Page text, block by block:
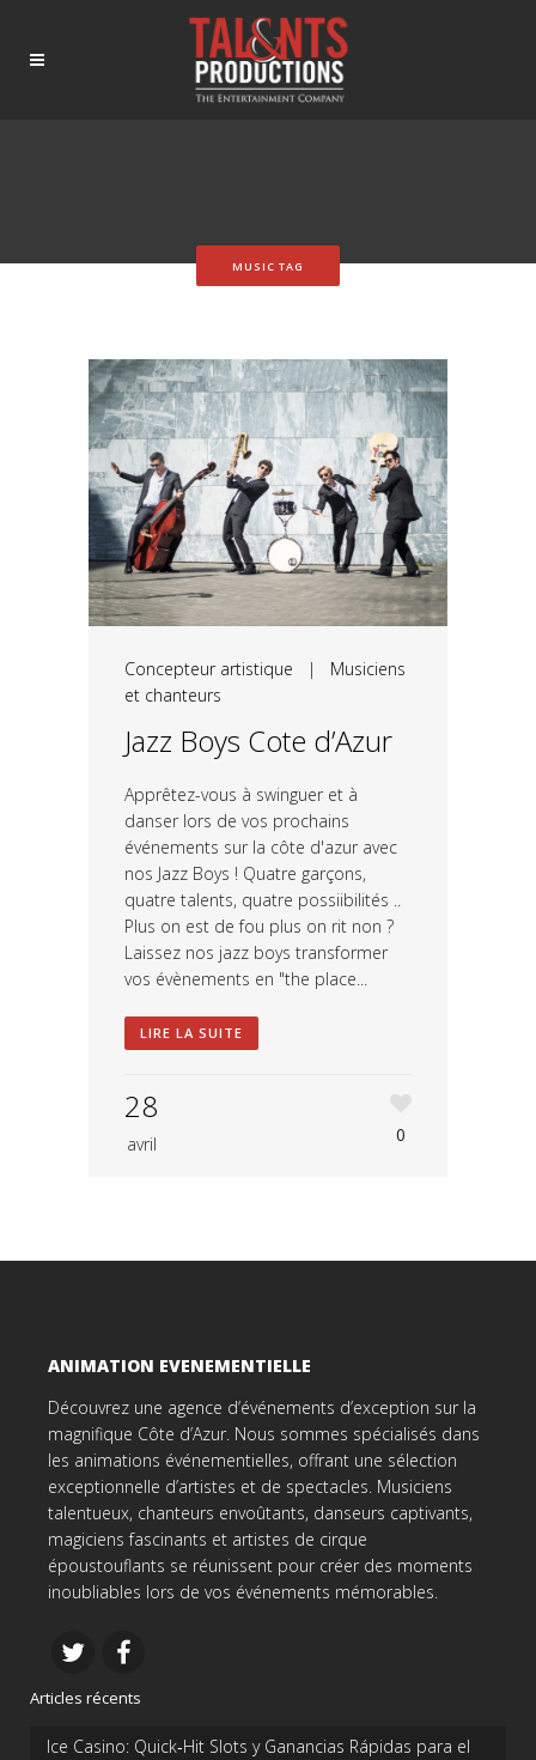
MUSIC TAG
Concepteur artistique | Musiciens
et chanteurs
Jazz Boys Cote d’Azur
Apprêtez-vous à swinguer et à
danser lors de vos prochains
événements sur la côte d'azur avec
nos Jazz Boys ! Quatre garçons,
quatre talents, quatre possiibilités ..
Plus on est de fou plus on rit non ?
Laissez nos jazz boys transformer
vos évènements en "the place...
LIRE LA SUITE
28
avril 0
ANIMATION EVENEMENTIELLE
Découvrez une agence d’événements d’exception sur la
magnifique Côte d’Azur. Nous sommes spécialisés dans
les animations événementielles, offrant une sélection
exceptionnelle d’artistes et de spectacles. Musiciens
talentueux, chanteurs envoûtants, danseurs captivants,
magiciens fascinants et artistes de cirque
époustouflants se réunissent pour créer des moments
inoubliables lors de vos événements mémorables.
Articles récents
Ice Casino: Quick‑Hit Slots y Ganancias Rápidas para el